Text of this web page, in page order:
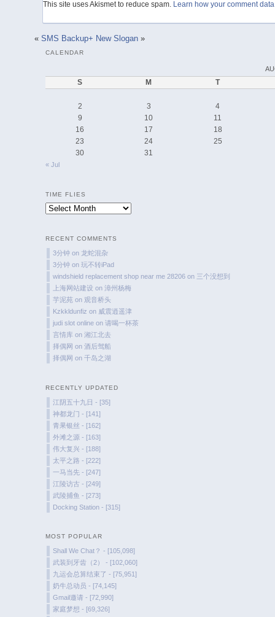
This site uses Akismet to reduce spam. Learn how your comment
« SMS Backup+ New Slogan»
CALENDAR
S M T
2 3
4
9
10
11
16
17
18
23
24
25
30
31
« Jul
TIME FLIES
Time
RECENT COMMENTS
3分钟 on 龙蛇混杂
3分钟 on玩不转iPad
windshield replacement shop near me 28206 on 三个没想到
上海网站建设 on漳州杨梅
芋泥苑 on 观音桥头
Kzkkldunfiz on 威震逍遥津
judi slot online on请喝一杯茶
言情库 on湘江北去
择偶网 on酒后驾船
择偶网 on千岛之湖
RECENTLY UPDATED
江阴五十九日 - [35]
神都龙门 - [141]
青果银丝 - [162]
外滩之源 - [163]
伟大复兴 - [188]
太平之路 - [222]
一马当先 - [247]
江陵访古 - [249]
武陵捕鱼 - [273]
Docking Station - [315]
MOST POPULAR
Shall We Chat？ - [105,098]
武装到牙齿（2） - [102,060]
九运会总算结束了 - [75,951]
奶牛总动员 - [74,145]
Gmail邀请 - [72,990]
家庭梦想 - [69,326]